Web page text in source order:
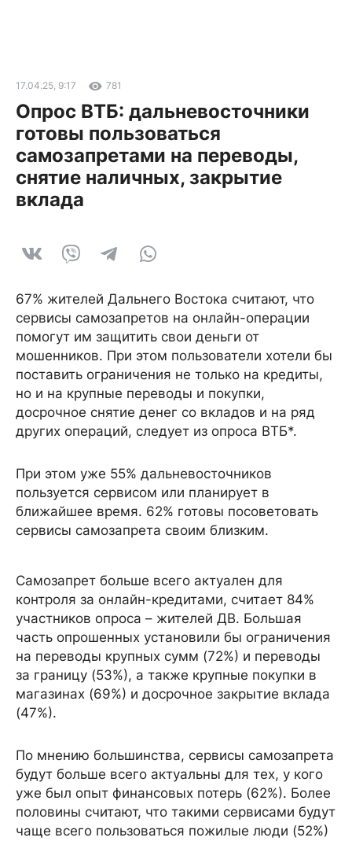
17.04.25, 9:17 781
Опрос ВТБ: дальневосточники
готовы пользоваться
самозапретами на переводы,
снятие наличных, закрытие
вклада
67% жителей Дальнего Востока считают, что
сервисы самозапретов на онлайн-операции
помогут им защитить свои деньги от
мошенников. При этом пользователи хотели бы
поставить ограничения не только на кредиты,
но и на крупные переводы и покупки,
досрочное снятие денег со вкладов и на ряд
других операций, следует из опроса ВТБ*.
При этом уже 55% дальневосточников
пользуется сервисом или планирует в
ближайшее время. 62% готовы посоветовать
сервисы самозапрета своим близким.
Самозапрет больше всего актуален для
контроля за онлайн-кредитами, считает 84%
участников опроса – жителей ДВ. Большая
часть опрошенных установили бы ограничения
на переводы крупных сумм (72%) и переводы
за границу (53%), а также крупные покупки в
магазинах (69%) и досрочное закрытие вклада
(47%).
По мнению большинства, сервисы самозапрета
будут больше всего актуальны для тех, у кого
уже был опыт финансовых потерь (62%). Более
половины считают, что такими сервисами будут
чаще всего пользоваться пожилые люди (52%)